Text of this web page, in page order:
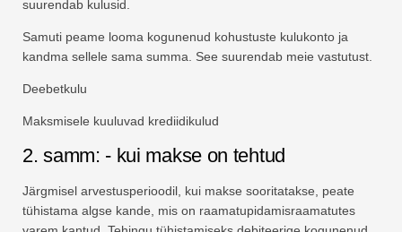
suurendab kulusid.
Samuti peame looma kogunenud kohustuste kulukonto ja
kandma sellele sama summa. See suurendab meie vastutust.
Deebetkulu
Maksmisele kuuluvad krediidikulud
2. samm: - kui makse on tehtud
Järgmisel arvestusperioodil, kui makse sooritatakse, peate
tühistama algse kande, mis on raamatupidamisraamatutes